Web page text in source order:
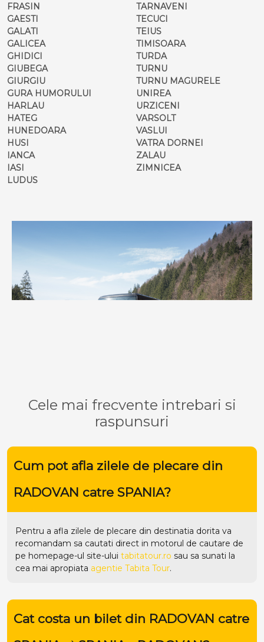
FRASIN
GAESTI
GALATI
GALICEA
GHIDICI
GIUBEGA
GIURGIU
GURA HUMORULUI
HARLAU
HATEG
HUNEDOARA
HUSI
IANCA
IASI
LUDUS
TARNAVENI
TECUCI
TEIUS
TIMISOARA
TURDA
TURNU
TURNU MAGURELE
UNIREA
URZICENI
VARSOLT
VASLUI
VATRA DORNEI
ZALAU
ZIMNICEA
Cele mai frecvente intrebari si
raspunsuri
Cum pot afla zilele de plecare din
RADOVAN catre SPANIA?
Pentru a afla zilele de plecare din destinatia dorita va
recomandam sa cautati direct in motorul de cautare de
pe homepage-ul site-ului tabitatour.ro sau sa sunati la
cea mai apropiata agentie Tabita Tour.
Cat costa un bilet din RADOVAN catre